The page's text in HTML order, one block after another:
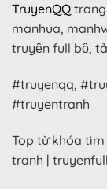
TruyenQQ
manhua,
truyện full bộ,
#truyenqq,
#truyentranh
Top từ khóa
tranh |